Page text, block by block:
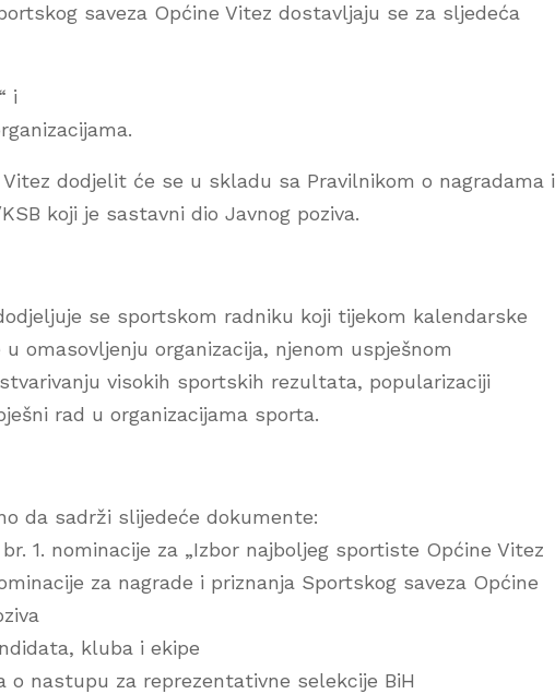
saveza Općine Vitez dostavljaju se za sljedeća
i
dodjelit će se u skladu sa Pravilnikom o nagradama i
koji je sastavni dio Javnog poziva.
se sportskom radniku koji tijekom kalendarske
omasovljenju organizacija, njenom uspješnom
visokih sportskih rezultata, popularizaciji
rad u organizacijama sporta.
da sadrži slijedeće dokumente:
1. nominacije za „Izbor najboljeg sportiste Općine Vitez
za nagrade i priznanja Sportskog saveza Općine
kluba i ekipe
o nastupu za reprezentativne selekcije BiH